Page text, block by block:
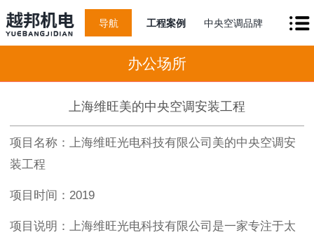
导航 工程案例 中央空调品牌
办公场所
上海维旺美的中央空调安装工程
项目名称：上海维旺光电科技有限公司美的中央空调安
装工程
项目时间：2019
项目说明： 上海维旺光电科技有限公司 是一家专注于太